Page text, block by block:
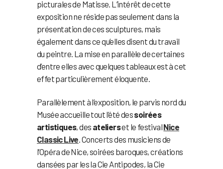
picturales de Matisse. L’intérêt de cette
exposition ne réside pas seulement dans la
présentation de ces sculptures, mais
également dans ce qu’elles disent du travail
du peintre. La mise en parallèle de certaines
d’entre elles avec quelques tableaux est à cet
effet particulièrement éloquente.
Parallèlement à l’exposition, le parvis nord du
Musée accueille tout l’été dessoirées
artistiques, des atelierset le festivalNice
Classic Live. Concerts des musiciens de
l’Opéra de Nice, soirées baroques, créations
dansées par les la Cie Antipodes, la Cie